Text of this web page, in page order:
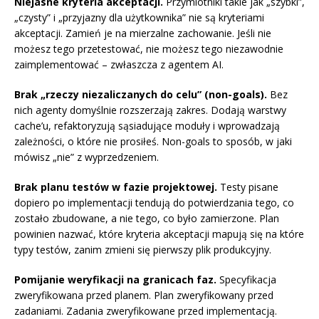
„czysty” i „przyjazny dla użytkownika” nie są kryteriami
akceptacji. Zamień je na mierzalne zachowanie. Jeśli nie
możesz tego przetestować, nie możesz tego niezawodnie
zaimplementować – zwłaszcza z agentem AI.
Brak „rzeczy niezaliczanych do celu” (non-goals). Bez
nich agenty domyślnie rozszerzają zakres. Dodają warstwy
cache’u, refaktoryzują sąsiadujące moduły i wprowadzają
zależności, o które nie prosiłeś. Non-goals to sposób, w jaki
mówisz „nie” z wyprzedzeniem.
Brak planu testów w fazie projektowej. Testy pisane
dopiero po implementacji tendują do potwierdzania tego, co
zostało zbudowane, a nie tego, co było zamierzone. Plan
powinien nazwać, które kryteria akceptacji mapują się na które
typy testów, zanim zmieni się pierwszy plik produkcyjny.
Pomijanie weryfikacji na granicach faz. Specyfikacja
zweryfikowana przed planem. Plan zweryfikowany przed
zadaniami. Zadania zweryfikowane przed implementacją.